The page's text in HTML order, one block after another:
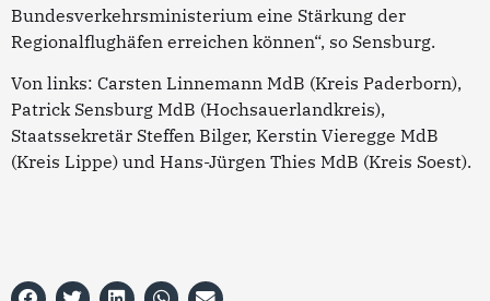
Bundesverkehrsministerium eine Stärkung der
Regionalflughäfen erreichen können“, so Sensburg.
Von links: Carsten Linnemann MdB (Kreis Paderborn),
Patrick Sensburg MdB (Hochsauerlandkreis),
Staatssekretär Steffen Bilger, Kerstin Vieregge MdB
(Kreis Lippe) und Hans-Jürgen Thies MdB (Kreis Soest).